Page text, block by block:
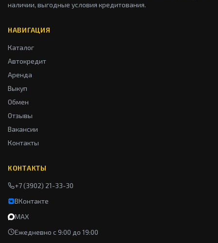
наличии, выгодные условия кредитования.
НАВИГАЦИЯ
Каталог
Автокредит
Аренда
Выкуп
Обмен
Отзывы
Вакансии
Контакты
КОНТАКТЫ
+7 (3902) 21-33-30
ВКонтакте
MAX
Ежедневно с 9:00 до 19:00